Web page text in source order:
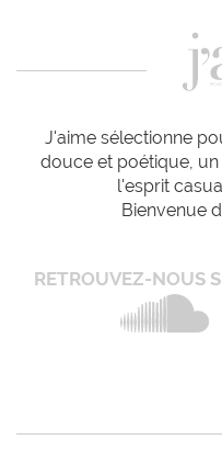
J'aime sélectionne
douce et poétique,
l'esprit
Bienvenue
RETROUVEZ-NOUS